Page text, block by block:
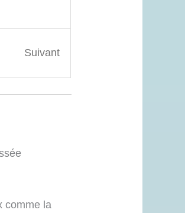
Suivant
comme la